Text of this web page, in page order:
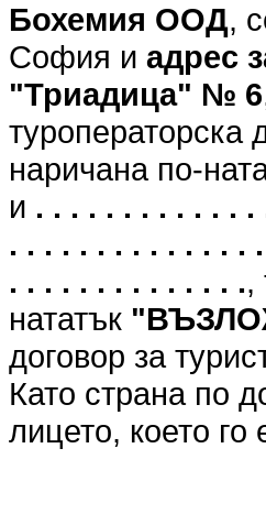
Бохемия ООД,
София и адрес
"Триадица" № 6
туроператорска
наричана по-
и . . . . . . . . . . . .
. . . . . . . . . . . . . .
. . . . . . . . . . . . . .,
нататък
договор за
Като страна по
лицето, което го